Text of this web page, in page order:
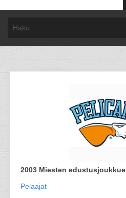
2003 Miesten edustusjoukkue
Pelaajat